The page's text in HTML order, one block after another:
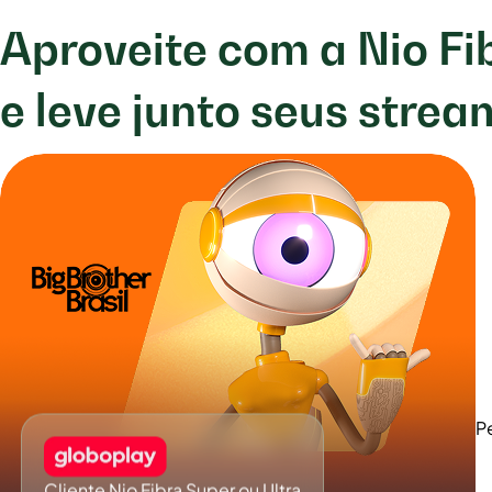
Aproveite com a Nio
e leve junto seus